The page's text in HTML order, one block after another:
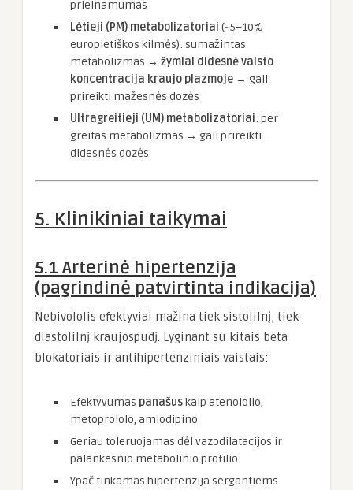
prieinamumas
Lėtieji (PM) metabolizatoriai (~5–10%
europietiškos kilmės): sumažintas
metabolizmas → žymiai didesnė vaisto
koncentracija kraujo plazmoje → gali
prireikti mažesnės dozės
Ultragreitieji (UM) metabolizatoriai: per
greitas metabolizmas → gali prireikti
didesnės dozės
5. Klinikiniai taikymai
5.1 Arterinė hipertenzija
(pagrindinė patvirtinta indikacija)
Nebivololis efektyviai mažina tiek sistolilnį, tiek
diastolilnį kraujospūdį. Lyginant su kitais beta
blokatoriais ir antihipertenziniais vaistais:
Efektyvumas panašuskaip atenololio,
metoprololo, amlodipino
Geriau toleruojamas dėl vazodilatacijos ir
palankesnio metabolinio profilio
Ypač tinkamas hipertenzija sergantiems